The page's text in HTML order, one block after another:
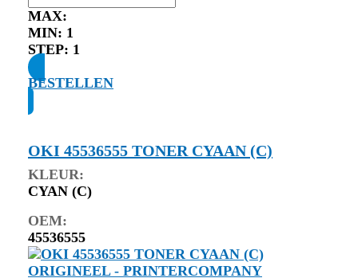
MAX:
MIN: 1
STEP: 1
BESTELLEN
OKI 45536555 TONER CYAAN (C)
KLEUR:
CYAN (C)
OEM:
45536555